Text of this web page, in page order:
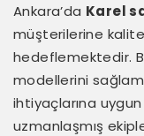
Ankara’da Karel
müşterilerine
hedeflemektedir.
modellerini
ihtiyaçlarına
uzmanlaşmış